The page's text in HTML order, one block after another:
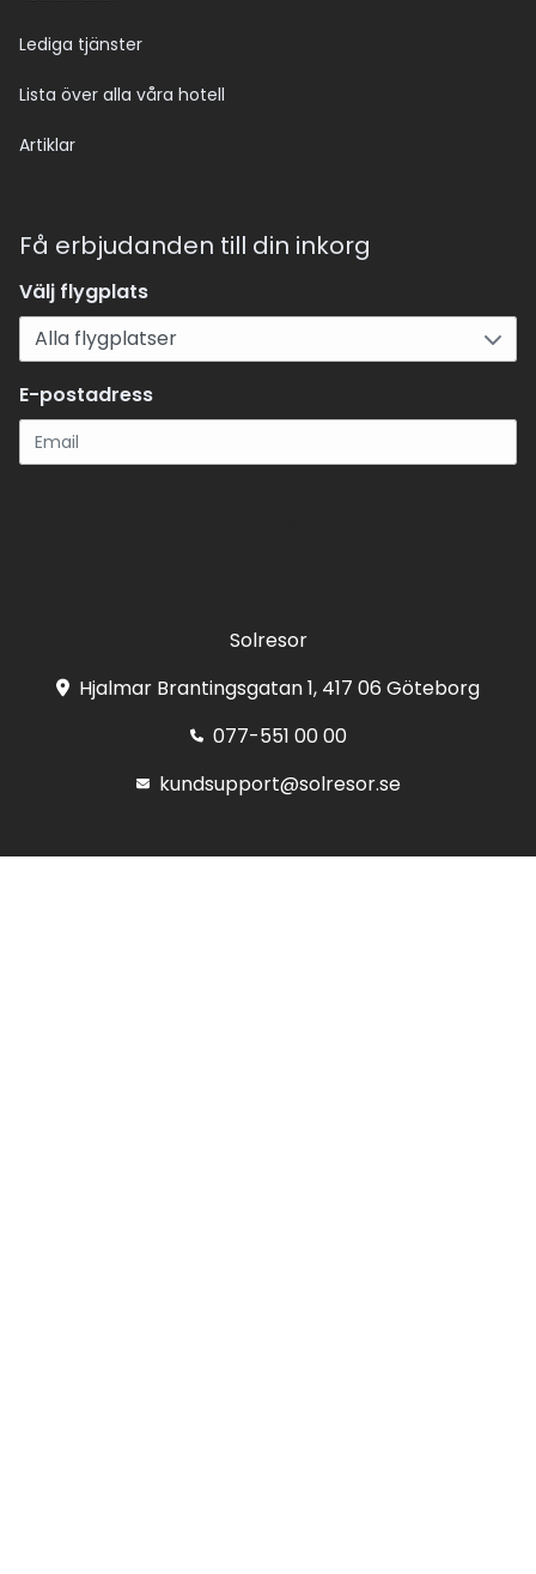
Lediga tjänster
Lista över alla våra hotell
Artiklar
Få erbjudanden till din inkorg
Välj flygplats
E-postadress
Solresor
Hjalmar Brantingsgatan 1, 417 06 Göteborg
077-551 00 00
kundsupport@solresor.se